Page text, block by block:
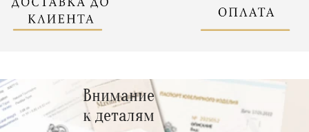
Внимание
к деталям